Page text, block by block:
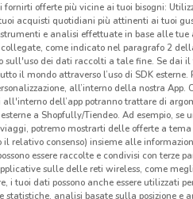
Barazza
Scade il 31/12 9.2 km
fornirti offerte più vicine ai tuoi bisogni:
acquisti quotidiani più attinenti ai tuoi
e analisi effettuate in base alle
come indicato nel paragrafo 2
sull'uso dei dati raccolti a tale fine. Se dai
il mondo attraverso l’uso di SDK
all’interno della nostra App.
all'interno dell’app potranno trattare di
a Shopfully/Tiendeo. Ad esempio,
potremo mostrarti delle offerte a
il relativo consenso) insieme alle
essere raccolte e condivisi con terze
sulle delle reti wireless, come
i tuoi dati possono anche essere utilizzati
statistiche, analisi basate sulla posizione e